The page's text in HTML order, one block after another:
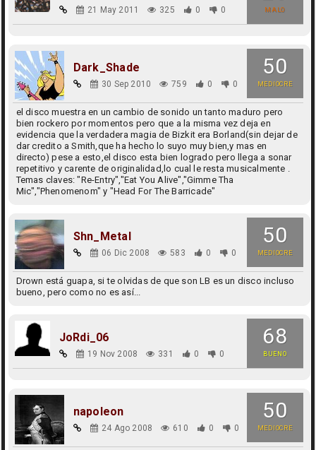
MALO
21 May 2011 325 0 0
50
MEDIOCRE
Dark_Shade
30 Sep 2010 759 0 0
el disco muestra en un cambio de sonido un tanto maduro pero
bien rockero por momentos pero que a la misma vez deja en
evidencia que la verdadera magia de Bizkit era Borland(sin dejar de
dar credito a Smith,que ha hecho lo suyo muy bien,y mas en
directo) pese a esto,el disco esta bien logrado pero llega a sonar
repetitivo y carente de originalidad,lo cual le resta musicalmente .
Temas claves: "Re-Entry","Eat You Alive","Gimme Tha
Mic","Phenomenom" y "Head For The Barricade"
50
MEDIOCRE
Shn_Metal
06 Dic 2008 583 0 0
Drown está guapa, si te olvidas de que son LB es un disco incluso
bueno, pero como no es así...
68
BUENO
JoRdi_06
19 Nov 2008 331 0 0
50
MEDIOCRE
napoleon
24 Ago 2008 610 0 0